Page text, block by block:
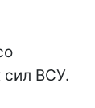
ВСУ.